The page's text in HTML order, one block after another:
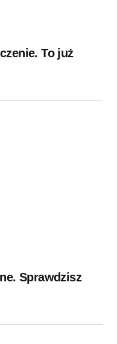
To już
Sprawdzisz